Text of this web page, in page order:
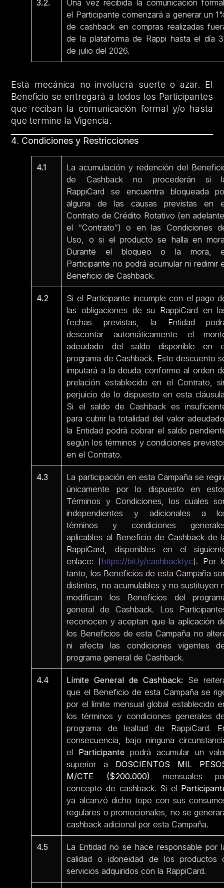
3.2.
Una vez recibida la comunicación
el Participante comenzará a generar un
de cashback en compras realizadas
de la plataforma de Rappi hasta el día
de julio del 2026.
Esta mecánica no involucra suerte o azar. El
Beneficio se entregará a todos los Participantes
que reciban la comunicación formal y/o hasta
que termine la Vigencia.
4. Condiciones y Restricciones
4.1
La acumulación y redención del
de Cashback no procederán si
RappiCard se encuentra bloqueada
alguna de las causas previstas en
Contrato de Crédito Rotativo (en
el “Contrato”) o en las Condiciones
Uso, o si el producto se halla en
Durante el bloqueo o la mora,
Participante no podrá acumular ni redimir
Beneficio de Cashback.
4.2
Si el Participante incumple con el pago
las obligaciones de su RappiCard en
fechas previstas, la Entidad
descontar automáticamente el
adeudado del saldo disponible en
programa de Cashback. Este descuento
imputará a la deuda conforme al orden
prelación establecido en el Contrato,
perjuicio de lo dispuesto en esta
Si el saldo de Cashback es
para cubrir la totalidad del valor
la Entidad podrá cobrar el saldo
según los términos y condiciones
en el Contrato.
4.3
La participación en esta Campaña se
únicamente por lo dispuesto en
Términos y Condiciones, los cuales
independientes y adicionales a
términos y condiciones
aplicables al Beneficio de Cashback de
RappiCard, disponibles en el
enlace: [https://bit.ly/cashbacktyc]. Por
tanto, los Beneficios de esta Campaña
distintos, no acumulables y no sustituyen
modifican los Beneficios del
general de Cashback. Los
reconocen y aceptan que la aplicación
los Beneficios de esta Campaña no
ni afecta las condiciones vigentes
programa general de Cashback.
4.4 Límite General de Cashback: Se
que el Beneficio de esta Campaña se
por el límite mensual global establecido
los términos y condiciones generales
programa de lealtad de RappiCard.
consecuencia, bajo ninguna
el Participante podrá acumular un
superior a DOSCIENTOS MIL
M/CTE ($200.000) mensuales
concepto de cashback. Si el
ya alcanzó dicho tope con sus
regulares o promocionales, no se
cashback adicional por esta Campaña.
4.5
La Entidad no se hace responsable por
calidad o idoneidad de los productos
servicios adquiridos con la RappiCard.